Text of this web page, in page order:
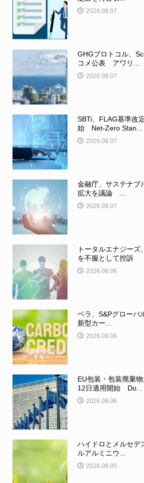
2026.08.07
GHGプロトコル、
コメ公表 アワリ...
2026.08.07
SBTi、FLAG基準改
始 Net-Zero Stan...
2026.08.07
金融庁、サステナブ
拡大を議論 ...
2026.08.07
トータルエナジー
を不服として控訴
2026.08.06
ベラ、S&Pグローバ
新型カー...
2026.08.06
EU包装・包装廃棄
12日適用開始 Do...
2026.08.06
ハイドロとメルセデ
ルアルミニウ...
2026.08.05